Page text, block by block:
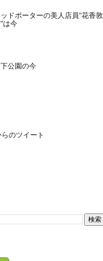
ドポーターの美人店員"花香敦
は今
公園の今
のツイート